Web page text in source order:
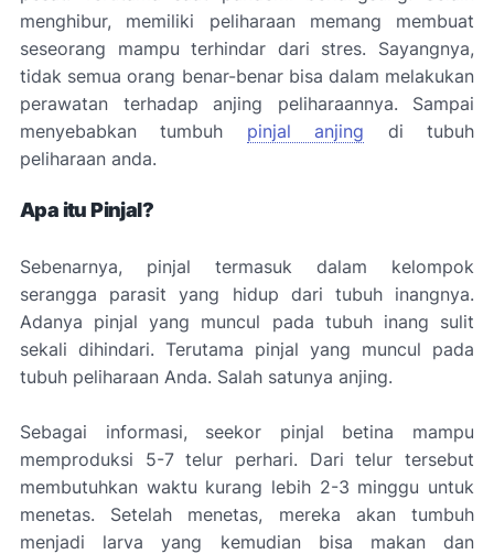
menghibur, memiliki peliharaan memang membuat
seseorang mampu terhindar dari stres. Sayangnya,
tidak semua orang benar-benar bisa dalam melakukan
perawatan terhadap anjing peliharaannya. Sampai
menyebabkan tumbuh pinjal anjing di tubuh
peliharaan anda.
Apa itu Pinjal?
Sebenarnya, pinjal termasuk dalam kelompok
serangga parasit yang hidup dari tubuh inangnya.
Adanya pinjal yang muncul pada tubuh inang sulit
sekali dihindari. Terutama pinjal yang muncul pada
tubuh peliharaan Anda. Salah satunya anjing.
Sebagai informasi, seekor pinjal betina mampu
memproduksi 5-7 telur perhari. Dari telur tersebut
membutuhkan waktu kurang lebih 2-3 minggu untuk
menetas. Setelah menetas, mereka akan tumbuh
menjadi larva yang kemudian bisa makan dan